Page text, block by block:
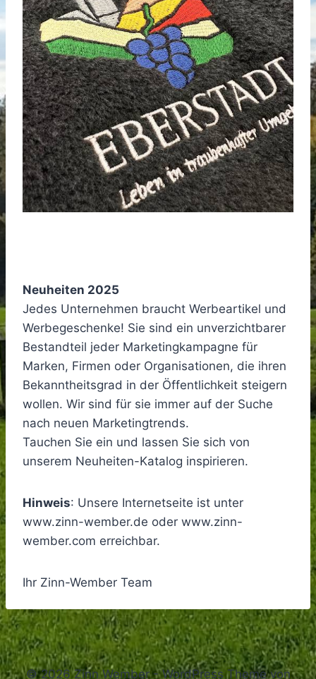
Neuheiten 2025
Jedes Unternehmen braucht Werbeartikel und
Werbegeschenke! Sie sind ein unverzichtbarer
Bestandteil jeder Marketingkampagne für
Marken, Firmen oder Organisationen, die ihren
Bekanntheitsgrad in der Öffentlichkeit steigern
wollen. Wir sind für sie immer auf der Suche
nach neuen Marketingtrends.
Tauchen Sie ein und lassen Sie sich von
unserem Neuheiten-Katalog inspirieren.
Hinweis: Unsere Internetseite ist unter
www.zinn-wember.de oder www.zinn-
wember.com erreichbar.
Ihr Zinn-Wember Team
© 2026 Zinn Wember - WordPress Theme von